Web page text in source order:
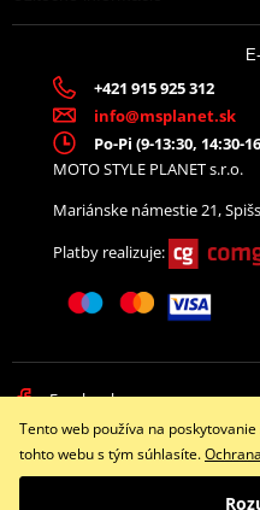
+421 915 925 312
info@msplanet.sk
Po-Pi (9-13:30, 14:30-
MOTO STYLE PLANET s.r.o.
Mariánske námestie 21,
Platby realizuje:
Facebook
Copyright ©
Tento web používa na
tohto webu s tým súhlasíte.